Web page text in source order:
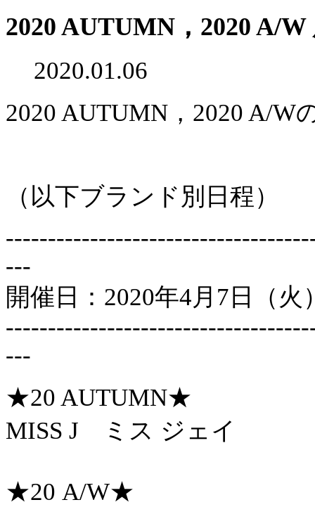
2020 AUTUMN，2020 A/
2020.01.06
2020 AUTUMN，2020 A/
（以下ブランド別日程）
---
開催日：2020年4月7日（
---
★20 AUTUMN★
MISS J ミス ジェイ
★20 A/W★